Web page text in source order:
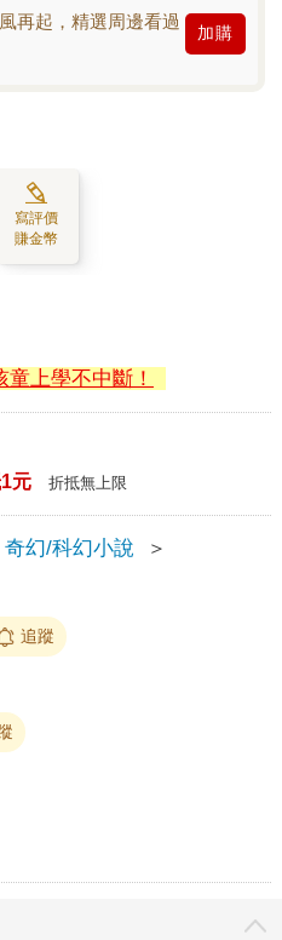
再起，精選周邊看過
加購
寫評價
賺金幣
上學不中斷！
元 折抵無上限
奇幻/科幻小說
＞
追蹤